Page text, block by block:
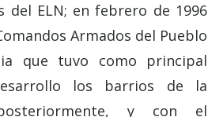
del ELN; en febrero de 1996
Armados del Pueblo
que tuvo como principal
los barrios de la
y con el